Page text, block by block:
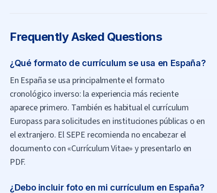
Frequently Asked Questions
¿Qué formato de currículum se usa en España?
En España se usa principalmente el formato
cronológico inverso: la experiencia más reciente
aparece primero. También es habitual el currículum
Europass para solicitudes en instituciones públicas o en
el extranjero. El SEPE recomienda no encabezar el
documento con «Currículum Vitae» y presentarlo en
PDF.
¿Debo incluir foto en mi currículum en España?